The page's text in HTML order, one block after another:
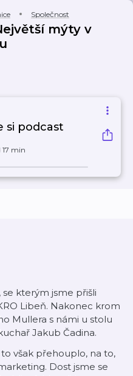
Společnost
mýty v
si podcast
17 min
se kterým jsme přišli
Libeň. Nakonec krom
Mullera s námi u stolu
Jakub Čadina.
však přehouplo, na to,
Dost jsme se